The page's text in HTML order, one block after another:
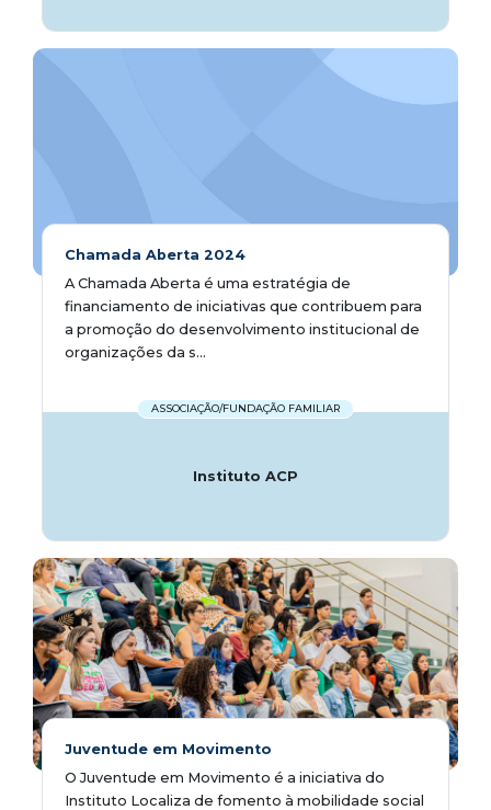
Chamada Aberta 2024
A Chamada Aberta é uma estratégia de
financiamento de iniciativas que contribuem para
a promoção do desenvolvimento institucional de
organizações da s...
ASSOCIAÇÃO/FUNDAÇÃO FAMILIAR
Instituto ACP
Juventude em Movimento
O Juventude em Movimento é a iniciativa do
Instituto Localiza de fomento à mobilidade social